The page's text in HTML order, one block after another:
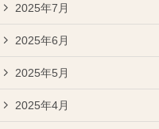
2025年7月
2025年6月
2025年5月
2025年4月